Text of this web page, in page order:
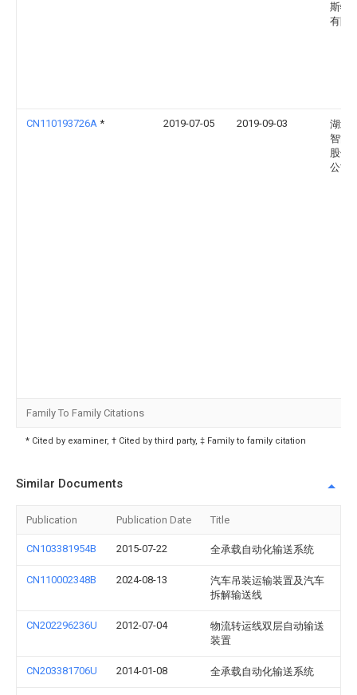
斯特
有限
CN110193726A * 2019-07-05 2019-09-03
湖北
智能
股份
公司
Family To Family Citations
* Cited by examiner, † Cited by third party, ‡ Family to family citation
Similar Documents
Publication Publication Date Title
CN103381954B 2015-07-22 全承载自动化输送系统
CN110002348B 2024-08-13
汽车吊装运输装置及汽车
拆解输送线
CN202296236U 2012-07-04
物流转运线双层自动输送
装置
CN203381706U 2014-01-08 全承载自动化输送系统